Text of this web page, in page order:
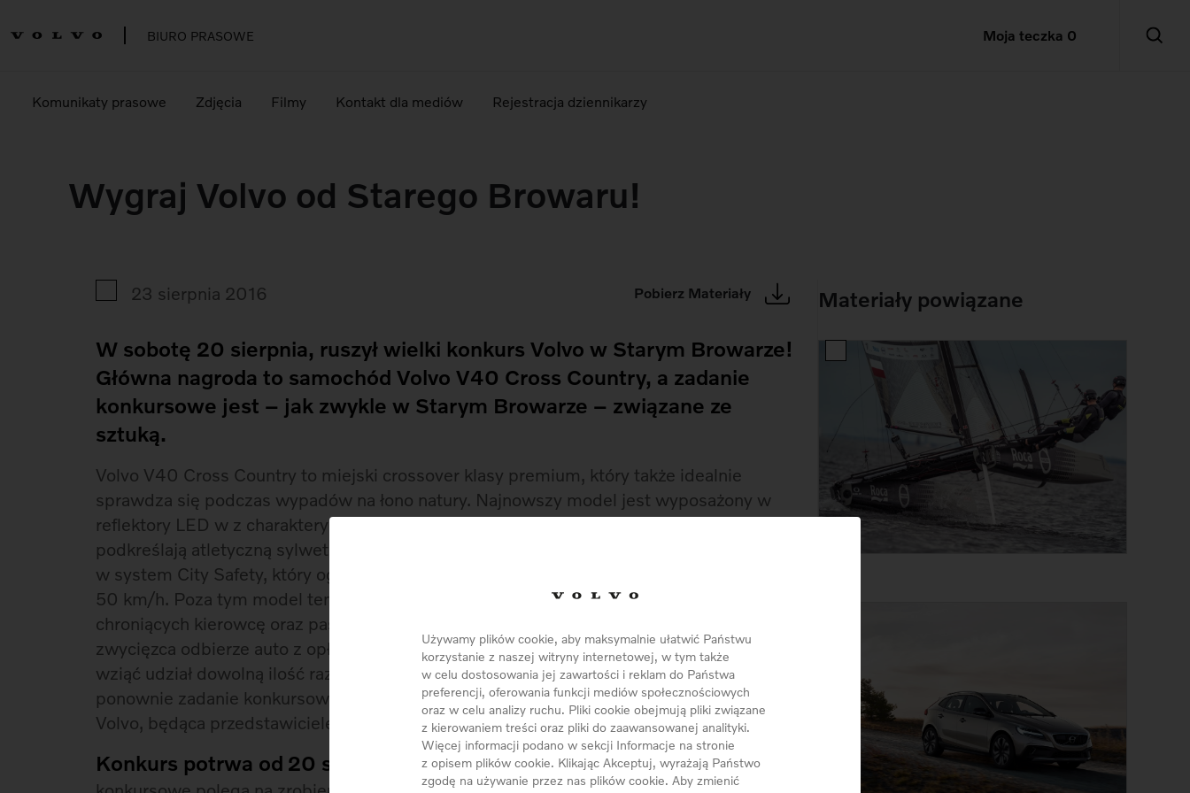
Używamy plików cookie, aby maksymalnie ułatwić Państwu
korzystanie z naszej witryny internetowej, w tym także
w celu dostosowania jej zawartości i reklam do Państwa
preferencji, oferowania funkcji mediów społecznościowych
oraz w celu analizy ruchu. Pliki cookie obejmują pliki związane
z kierowaniem treści oraz pliki do zaawansowanej analityki.
Więcej informacji podano w sekcji Informacje na stronie
z opisem plików cookie. Klikając Akceptuj, wyrażają Państwo
zgodę na używanie przez nas plików cookie. Aby zmienić
BIURO PRASOWE Moja teczka 0
Komunikaty prasowe Zdjęcia Filmy Kontakt dla mediów Rejestracja dziennikarzy
Wygraj Volvo od Starego Browaru!
23 sierpnia 2016 Pobierz Materiały
W sobotę 20 sierpnia, ruszył wielki konkurs Volvo w Starym Browarze!
Główna nagroda to samochód Volvo V40 Cross Country, a zadanie
konkursowe jest – jak zwykle w Starym Browarze – związane ze
sztuką.
Volvo V40 Cross Country to miejski crossover klasy premium, który także idealnie
sprawdza się podczas wypadów na łono natury. Najnowszy model jest wyposażony w
reflektory LED w z charakterystycznym dla Volvo motywem młotu Thora, które
podkreślają atletyczną sylwetkę V40 Cross Country. Samochód wyposażony jest
w system City Safety, który ogranicza ryzyko kolizji w ruchu miejskim przy prędkości do
50 km/h. Poza tym model ten posiada w standardzie oprócz 7 poduszek powietrznych
chroniących kierowcę oraz pasażerów także poduszkę chroniącą pieszych. Co ważne,
zwycięzca odbierze auto z opłaconym już podatkiem od nagrody. W konkursie można
wziąć udział dowolną ilość razy, wypełniając każdorazowo nowy formularz i wykonując
ponownie zadanie konkursowe. Partnerem akcji jest Firma Karlik Autoryzowany Dealer
Volvo, będąca przedstawicielem marki Volvo w Wielkopolsce.
Konkurs potrwa od 20 sierpnia do 27 listopada 2016 roku. Zadanie
Materiały powiązane